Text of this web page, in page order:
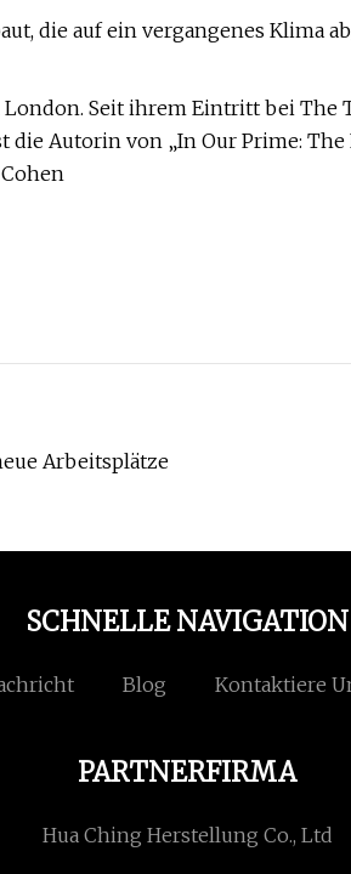
die auf ein vergangenes Klima
Seit ihrem Eintritt bei The
die Autorin von „In Our Prime: The
Arbeitsplätze
SCHNELLE NAVIGATION
Blog Kontaktiere
PARTNERFIRMA
Hua Ching Herstellung Co., Ltd